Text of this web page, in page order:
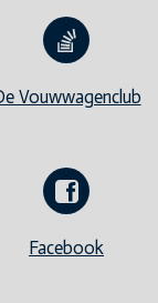
Vouwwagenclub
Facebook